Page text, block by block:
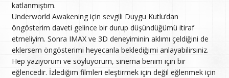
katlanmıştım.
Underworld Awakening için sevgili Duygu Kutlu’dan
öngösterim daveti gelince bir durup düşündüğümü itiraf
etmeliyim. Sonra IMAX ve 3D deneyiminin aklımı çeldiğini de
eklersem öngösterimi heyecanla beklediğimi anlayabilirsiniz.
Hep yazıyorum ve söylüyorum, sinema benim için bir
eğlencedir. İzlediğim filmleri eleştirmek için değil eğlenmek için